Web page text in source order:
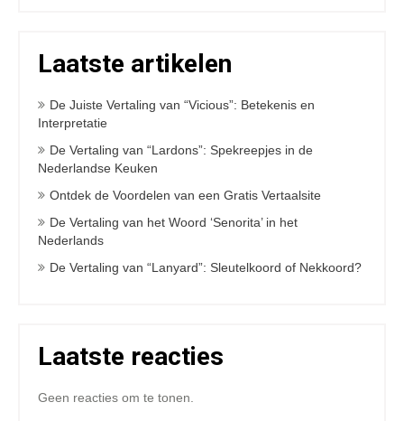
Laatste artikelen
De Juiste Vertaling van “Vicious”: Betekenis en
Interpretatie
De Vertaling van “Lardons”: Spekreepjes in de
Nederlandse Keuken
Ontdek de Voordelen van een Gratis Vertaalsite
De Vertaling van het Woord ‘Senorita’ in het
Nederlands
De Vertaling van “Lanyard”: Sleutelkoord of Nekkoord?
Laatste reacties
Geen reacties om te tonen.